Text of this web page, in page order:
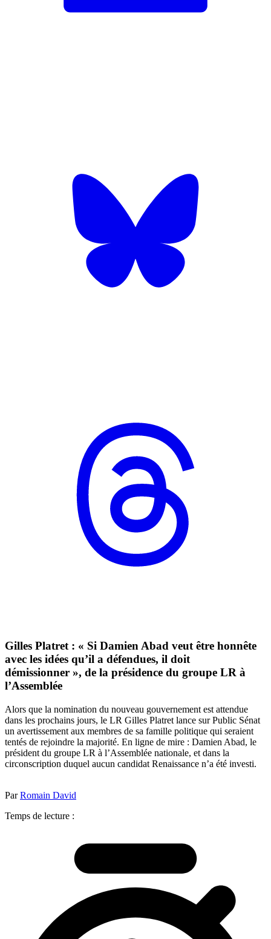
Gilles Platret : « Si Damien Abad veut être honnête
avec les idées qu’il a défendues, il doit
démissionner », de la présidence du groupe LR à
l’Assemblée
Alors que la nomination du nouveau gouvernement est attendue
dans les prochains jours, le LR Gilles Platret lance sur Public Sénat
un avertissement aux membres de sa famille politique qui seraient
tentés de rejoindre la majorité. En ligne de mire : Damien Abad, le
président du groupe LR à l’Assemblée nationale, et dans la
circonscription duquel aucun candidat Renaissance n’a été investi.
ParRomain David
Temps de lecture :